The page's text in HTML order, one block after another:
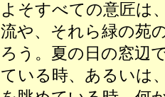
よそすべての意匠は
流や、それら緑の苑
ろう。夏の日の窓辺
ている時、あるいは